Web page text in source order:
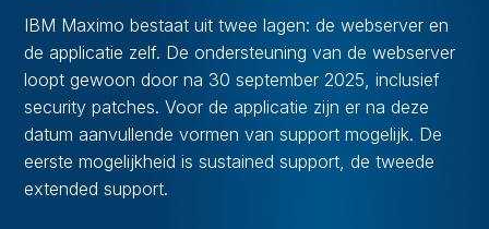
IBM Maximo bestaat uit twee lagen: de webserver en
de applicatie zelf. De ondersteuning van de webserver
loopt gewoon door na 30 september 2025, inclusief
security patches. Voor de applicatie zijn er na deze
datum aanvullende vormen van support mogelijk. De
eerste mogelijkheid is sustained support, de tweede
extended support.